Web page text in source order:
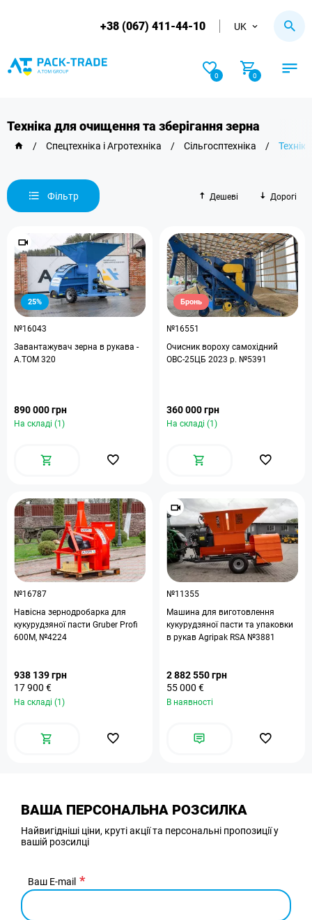
+38 (067) 411-44-10 UK
0 0
Техніка для очищення та зберігання зерна
/ Спецтехніка і Агротехніка / Сільгосптехніка /
Фільтр Дешеві Дорогі
25%
№16043
Завантажувач зерна в рукава -
А.ТОМ 320
890 000 грн
На складі (1)
Бронь
№16551
Очисник вороху самохідний
ОВС-25ЦБ 2023 р. №5391
360 000 грн
На складі (1)
№16787
Навісна зернодробарка для
кукурудзяної пасти Gruber Profi
600M, №4224
938 139 грн
17 900 €
На складі (1)
№11355
Машина для виготовлення
кукурудзяної пасти та упаковки
в рукав Agripak RSA №3881
2 882 550 грн
55 000 €
В наявності
ВАША ПЕРСОНАЛЬНА РОЗСИЛКА
Найвигідніші ціни, круті акції та персональні пропозиції у
вашій розсилці
Ваш E-mail